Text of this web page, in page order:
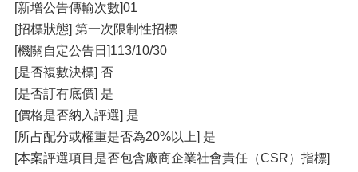
[新增公告傳輸次數]01
[招標狀態] 第一次限制性招標
[機關自定公告日]113/10/30
[是否複數決標] 否
[是否訂有底價] 是
[價格是否納入評選] 是
[所占配分或權重是否為20%以上] 是
[本案評選項目是否包含廠商企業社會責任（CSR）指標]